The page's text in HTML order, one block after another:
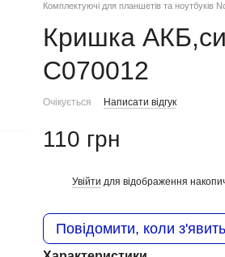
Комплектуючі для планшетів та ноутбуків
Кришка
C070012
Очікується Написати відгук
110 грн
Увійти для відображення
Повідомити, коли